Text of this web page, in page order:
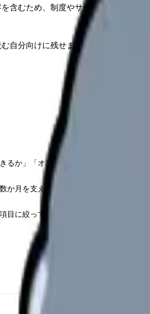
含むため、制度やサービスの最新条
自分向けに残せます。
るか」「オンコールが怖い」「病棟経験
か月を支えてくれる体制で選ぶことが重要
目に絞っています。一人訪問やオンコ